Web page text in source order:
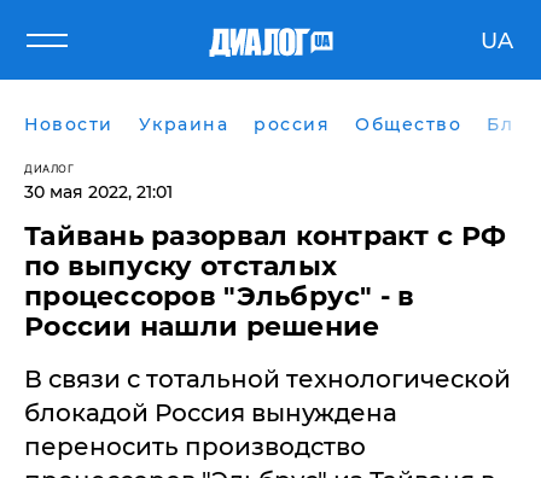
UA
Новости Украина россия Общество
ДИАЛОГ
30 мая 2022, 21:01
Тайвань разорвал контракт с РФ
по выпуску отсталых
процессоров "Эльбрус" - в
России нашли решение
​В связи с тотальной технологической
блокадой Россия вынуждена
переносить производство